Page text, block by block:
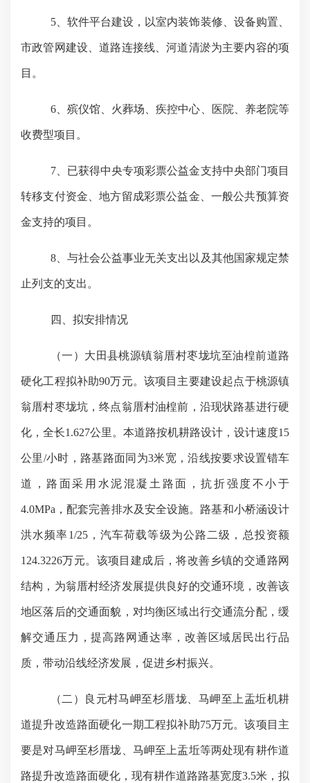
5、软件平台建设，以室内装饰装修、设备购置、
市政管网建设、道路连接线、河道清淤为主要内容的项
目。
6、殡仪馆、火葬场、疾控中心、医院、养老院等
收费型项目。
7、已获得中央专项彩票公益金支持中央部门项目
转移支付资金、地方留成彩票公益金、一般公共预算资
金支持的项目。
8、与社会公益事业无关支出以及其他国家规定禁
止列支的支出。
四 、拟安排情况
（一） 大田县桃源镇翁厝村枣垅坑至油楻前道路
硬化工程拟补助90万元。该项目主要建设起点于桃源镇
翁厝村枣垅坑，终点翁厝村油楻前 ，沿现状路基进行硬
化，全长1.627公里。本道路按机耕路设计，设计速度15
公里/小时，路基路面同为3米宽，沿线按要求设置错车
道，路面采用水泥混凝土路面，抗折强度不小于
4.0MPa，配套完善排水及安全设施。路基和小桥涵设计
洪水频率1/25，汽车荷载等级为公路二级，总投资额
124.3226万元。该项目建成后，将改善乡镇的交通路网
结构，为翁厝村经济发展提供良好的交通环境，改善该
地区落后的交通面貌，对均衡区域出行交通流分配，缓
解交通压力，提高路网通达率，改善区域居民出行品
质，带动沿线经济发展，促进乡村振兴。
（二） 良元村马岬至杉厝垅、马岬至上盂坵机耕
道提升改造路面硬化一期工程拟补助75万元。该项目主
要是对马岬至杉厝垅、马岬至上盂坵等两处现有耕作道
路提升改造路面硬化，现有耕作道路路基宽度3.5米，拟